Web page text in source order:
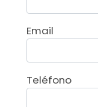
Email
Teléfono